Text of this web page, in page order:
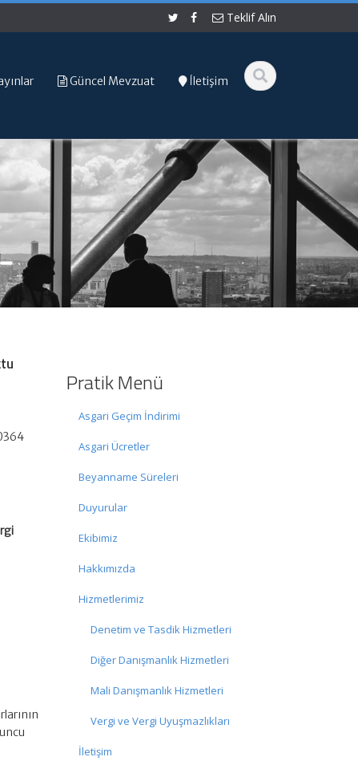
Teklif Alın
Güncel Mevzuat İletişim
Pratik Menü
Asgari Geçim İndirimi
Asgari Ücretler
Beyanname Süreleri
Duyurular
Ekibimiz
Hakkımızda
Hizmetlerimiz
Denetim ve Tasdik Hizmetleri
Diğer Danışmanlık Hizmetleri
Mali Danışmanlık Hizmetleri
Vergi ve Vergi Uyuşmazlıkları
İletişim